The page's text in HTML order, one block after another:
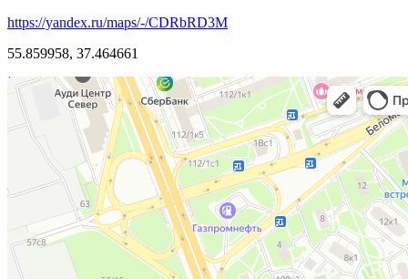
https://yandex.ru/maps/-/CDRbRD3M
55.859958, 37.464661